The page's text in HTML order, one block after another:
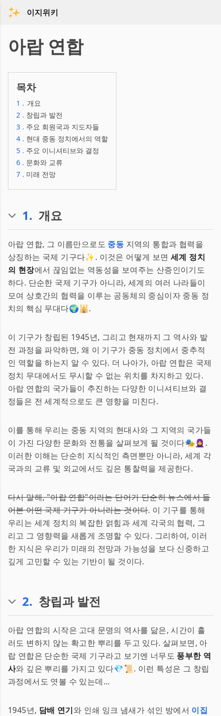
이지위키
아랍 연합
목차
1 . 개요
2 . 창립과 발전
3 . 주요 회원국과 지도자들
4 . 현대 중동 정치에서의 역할
5 . 주요 이니셔티브와 결정
6 . 문화와 교류
7 . 미래 전망
1. 개요
아랍 연합, 그 이름만으로도 중동 지역의 통합과 협력을
상징하는 국제 기구다✨. 이것은 어떻게 보면 세계 정치
의 현장에서 끊임없는 역동성을 보여주는 산증인이기도
하다. 단순한 국제 기구가 아니라, 세계의 여러 나라들이
모여 상호간의 협력을 이루는 공동체의 중심이자 중동 정
치의 핵심 무대다🌍🕌.
이 기구가 창립된 1945년, 그리고 현재까지 그 역사와 발
전 과정을 파악하면, 왜 이 기구가 중동 정치에서 중추적
인 역할을 하는지 알 수 있다. 더 나아가, 아랍 연합은 국제
정치 무대에서도 무시할 수 없는 위치를 차지하고 있다.
아랍 연합의 국가들이 추진하는 다양한 이니셔티브와 결
정들은 전 세계적으로도 큰 영향을 미친다.
이를 통해 우리는 중동 지역의 현대사와 그 지역의 국가들
이 가진 다양한 문화와 전통을 살펴보게 될 것이다🎭🧕.
이러한 이해는 단순히 지식적인 측면뿐만 아니라, 세계 각
국과의 교류 및 외교에서도 깊은 통찰력을 제공한다.
다시 말해, "아랍 연합"이라는 단어가 단순히 뉴스에서 들
어본 어떤 국제 기구가 아니라는 것이다. 이 기구를 통해
우리는 세계 정치의 복잡한 얽힘과 세계 각국의 협력, 그
리고 그 영향력을 새롭게 조명할 수 있다. 그리하여, 이러
한 지식은 우리가 미래의 전망과 가능성을 보다 신중하고
깊게 고민할 수 있는 기반이 될 것이다.
2. 창립과 발전
아랍 연합의 시작은 고대 문명의 역사를 닮은, 시간이 흘
러도 변하지 않는 확고한 뿌리를 두고 있다. 살펴보면, 아
랍 연합은 단순한 국제 기구라고 보기엔 너무도 풍부한 역
사와 깊은 뿌리를 가지고 있다💎📜. 이런 특성은 그 창립
과정에서도 엿볼 수 있는데...
1945년, 담배 연기와 인쇄 잉크 냄새가 섞인 방에서 이집